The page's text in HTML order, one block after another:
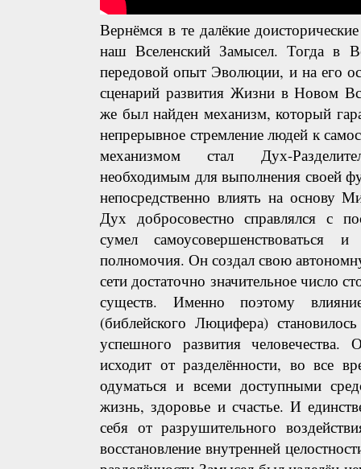
Вернёмся в те далёкие
наш Вселенский Замысел. Тогда в
передовой опыт Эволюции, и на его
сценарий развития Жизни в Новом
же был найден механизм, который
непрерывное стремление людей к
механизмом стал Дух-
необходимым для выполнения своей
непосредственно влиять на основу
Дух добросовестно справлялся с
сумел самоусовершенствоваться
полномочия. Он создал свою
сети достаточно значительное число
существ. Именно поэтому
(библейского Люцифера)
успешного развития человечества.
исходит от разделённости, во все
одуматься и всеми доступными
жизнь, здоровье и счастье. И
себя от разрушительного
восстановление внутренней